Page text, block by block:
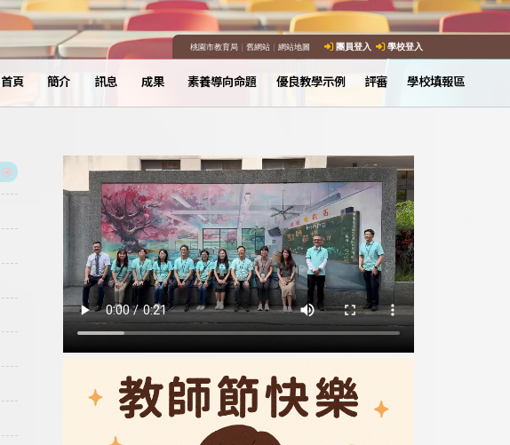
桃園市教育局｜ 舊網站｜ 網站地圖 團員登入 學校登入
首頁 簡介 訊息 成果 素養導向命題 優良教學示例 評審 學校填報區